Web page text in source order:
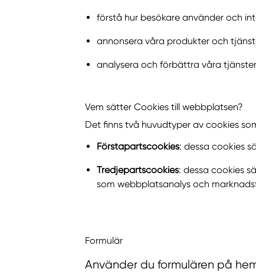
förstå hur besökare använder och
annonsera våra produkter och
analysera och förbättra våra
Vem sätter Cookies till webbplatsen?
Det finns två huvudtyper av cookies
Förstapartscookies: dessa cookies
Tredjepartscookies: dessa cookies
som webbplatsanalys och
Formulär
Använder du formulären på